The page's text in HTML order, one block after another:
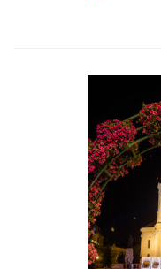
július
óra